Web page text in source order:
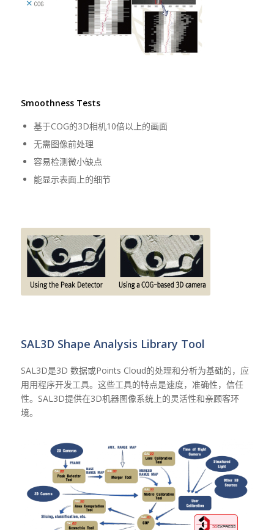
Smoothness Tests
基于COG的3D相机10倍以上的画面
无需图像前处理
容易检测微小缺点
能显示表面上的细节
SAL3D Shape Analysis Library Tool
SAL3D是3D 数据或Points Cloud的处理和分析为基础的，应
用用程序开发工具。这些工具的特点是速度，准确性，信任
性。SAL3D提供在3D机器图像系统上的灵活性和亲顾客环
境。